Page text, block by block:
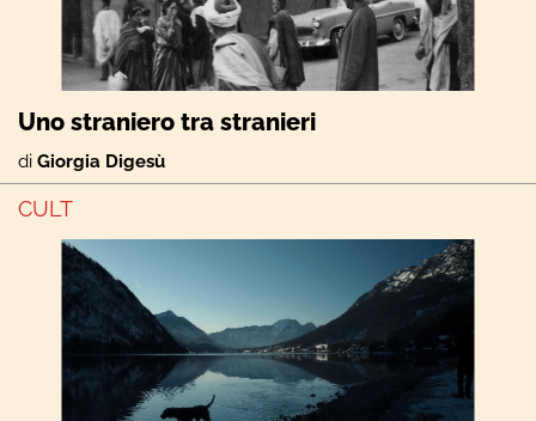
Uno straniero tra stranieri
di Giorgia Digesù
CULT